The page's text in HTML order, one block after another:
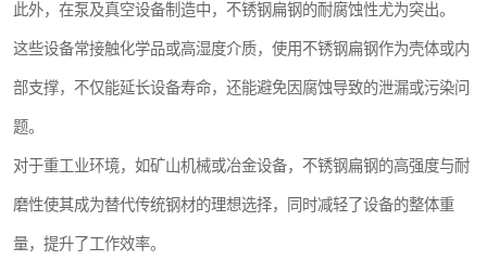
此外，在泵及真空设备制造中，不锈钢扁钢的耐腐蚀性尤为突出。
这些设备常接触化学品或高湿度介质，使用不锈钢扁钢作为壳体或内
部支撑，不仅能延长设备寿命，还能避免因腐蚀导致的泄漏或污染问
题。
对于重工业环境，如矿山机械或冶金设备，不锈钢扁钢的高强度与耐
磨性使其成为替代传统钢材的理想选择，同时减轻了设备的整体重
量，提升了工作效率。